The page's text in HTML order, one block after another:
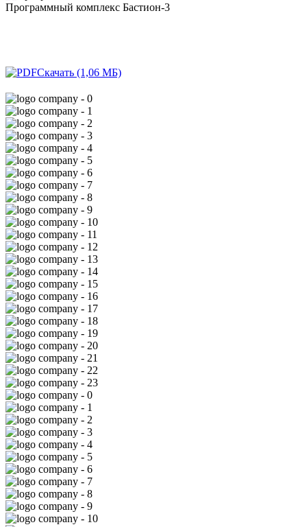
Программный комплекс Бастион-3
Скачать (1,06 МБ)